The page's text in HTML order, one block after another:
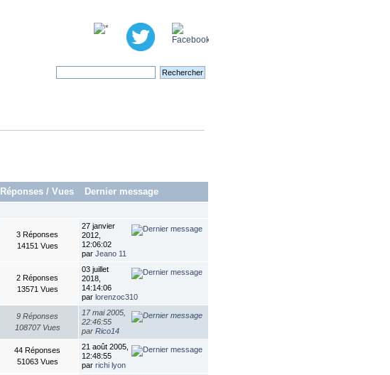
Réponses /Vues Dernier message
3 Réponses
14151 Vues
27 janvier
2012,
12:06:02
parJeano 11
2 Réponses
13571 Vues
03 juillet
2018,
14:14:06
parlorenzoc310
9 Réponses
108707 Vues
17 mai 2005,
22:46:55
parRico14
44 Réponses
51063 Vues
21 août 2005,
12:48:55
parrichi lyon